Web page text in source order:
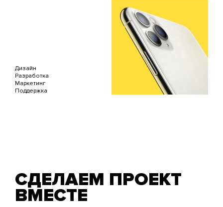
Дизайн
Разработка
Маркетинг
Поддержка
СДЕЛАЕМ ПРОЕКТ
ВМЕСТЕ